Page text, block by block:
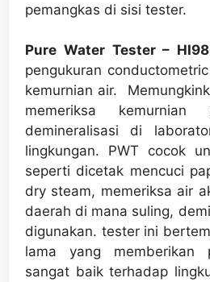
pemangkas di sisi tester.
Pure Water Tester–
pengukuran
kemurnian air.
memeriksa
demineralisasi di
lingkungan. PWT cocok
seperti dicetak mencuci
dry steam, memeriksa air
daerah di mana suling,
digunakan. tester ini
lama yang memberikan
sangat baik terhadap